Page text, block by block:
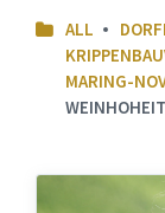
ALL
MARING-